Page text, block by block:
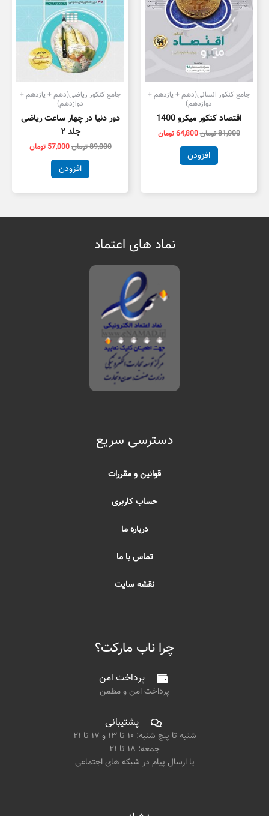
جامع کنکور انسانی(دهم + یازدهم +
دوازدهم)
اقتصاد کنکور میکرو 1400
81,000تومان64,800تومان
افزودن
جامع کنکور ریاضی(دهم + یازدهم +
دوازدهم)
دور دنیا در چهار ساعت ریاضی
جلد ۲
89,000تومان57,000 تومان
افزودن
نماد های اعتماد
دسترسی سریع
قوانین و مقررات
حساب کاربری
درباره ما
تماس با ما
نقشه سایت
چرا ناب مارکت؟
پرداخت امن
پرداخت امن و مطمن
پشتیبانی
شنبه تا پنج شنبه: ۱۰ تا ۱۳ و ۱۷ تا ۲۱
جمعه: ۱۸ تا ۲۱
یا ارسال پیام در شبکه های اجتماعی